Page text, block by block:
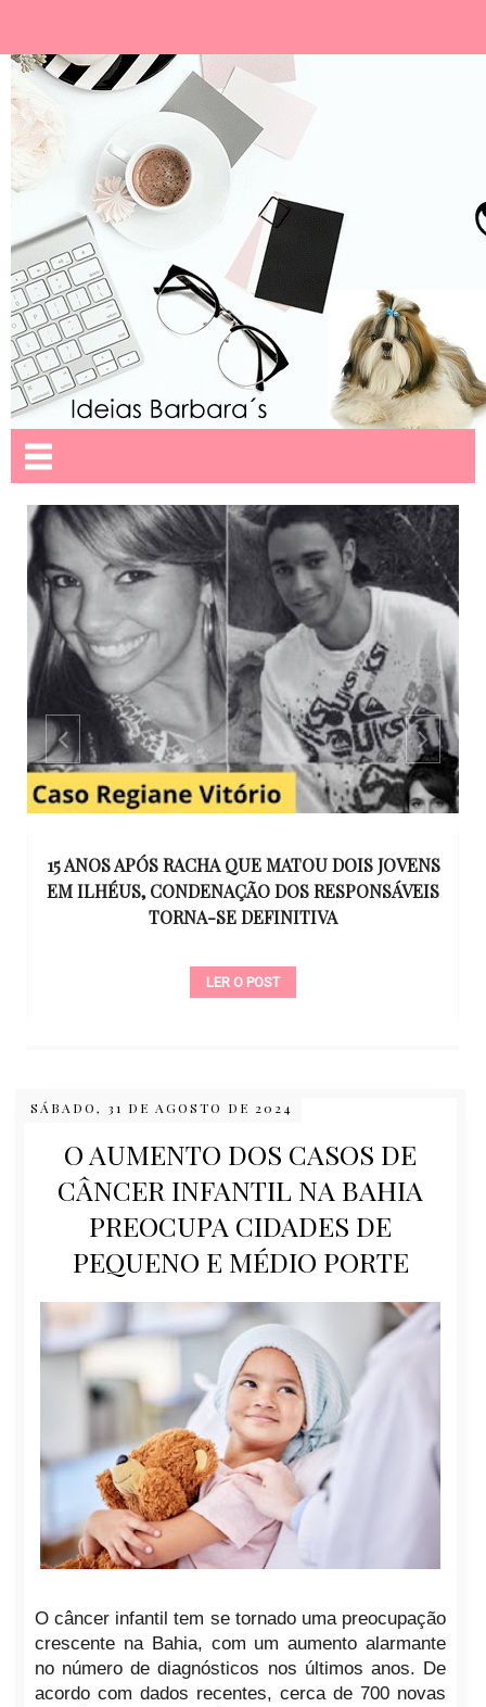
15 ANOS APÓS RACHA QUE MATOU DOIS JOVENS
EM ILHÉUS, CONDENAÇÃO DOS RESPONSÁVEIS
TORNA-SE DEFINITIVA
LER O POST
SÁBADO, 31 DE AGOSTO DE 2024
O AUMENTO DOS CASOS DE
CÂNCER INFANTIL NA BAHIA
PREOCUPA CIDADES DE
PEQUENO E MÉDIO PORTE
O câncer infantil tem se tornado uma preocupação
crescente na Bahia, com um aumento alarmante
no número de diagnósticos nos últimos anos. De
acordo com dados recentes, cerca de 700 novas